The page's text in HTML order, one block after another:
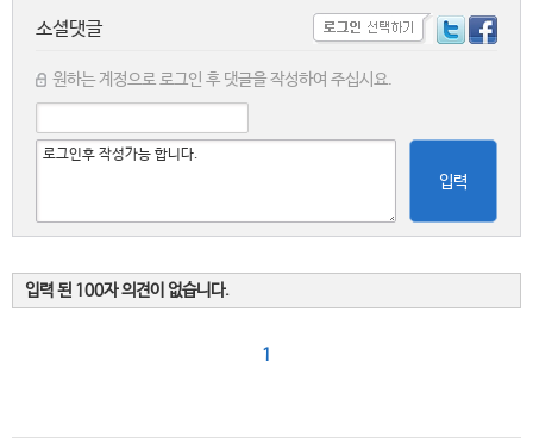
소셜댓글
원하는 계정으로 로그인 후 댓글을 작성하여 주십시요.
입력
입력 된 100자 의견이 없습니다.
1